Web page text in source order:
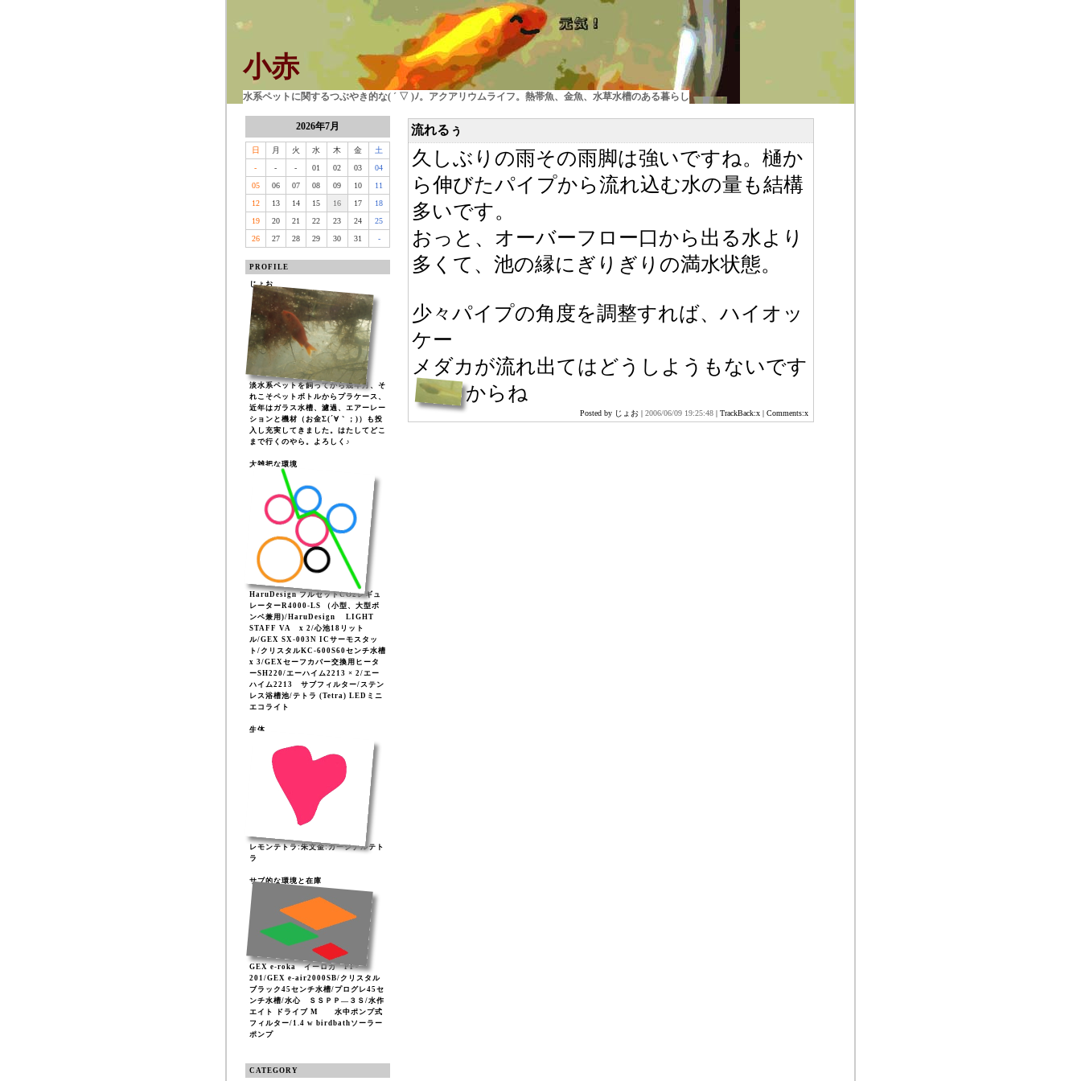
小赤
水系ペットに関するつぶやき的な( ´ ▽ )ﾉ。アクアリウムライフ。熱帯魚、金魚、水草水槽のある暮らし
2026年7月
日 月 火 水 木 金
土
-
- - 01 02 03
04
05
06 07 08 09 10
11
12
13 14 15 16 17
18
19
20 21 22 23 24
25
26
27 28 29 30 31 -
PROFILE
じょお
淡水系ペットを飼ってから幾年月、そ
れこそペットボトルからプラケース、
近年はガラス水槽、濾過、エアーレー
ションと機材（お金Σ(´∀｀；)）も投
入し充実してきました。はたしてどこ
まで行くのやら。よろしく♪
大雑把な環境
HaruDesign フルセットCO2レギュ
レーターR4000-LS （小型、大型ボ
ンベ兼用)/HaruDesign LIGHT
STAFF VA x 2/心池18リット
ル/GEX SX-003N ICサーモスタッ
ト/クリスタルKC-600S60センチ水槽
x 3/GEXセーフカバー交換用ヒータ
ーSH220/エーハイム2213 × 2/エー
ハイム2213 サブフィルター/ステン
レス浴槽池/テトラ (Tetra) LEDミニ
エコライト
生体
レモンテトラ:朱文金:カージナルテト
ラ
サブ的な環境と在庫
GEX e-roka イーロカ PF-
201/GEX e-air2000SB/クリスタル
ブラック45センチ水槽/プログレ45セ
ンチ水槽/水心 ＳＳＰＰ―３Ｓ/水作
エイト ドライブ M 水中ポンプ式
フィルター/1.4 w birdbathソーラー
ポンプ
CATEGORY
流れるぅ
久しぶりの雨その雨脚は強いですね。樋か
ら伸びたパイプから流れ込む水の量も結構
多いです。
おっと、オーバーフロー口から出る水より
多くて、池の縁にぎりぎりの満水状態。
少々パイプの角度を調整すれば、ハイオッ
ケー
メダカが流れ出てはどうしようもないです
からね
Posted by じょお | 2006/06/09 19:25:48 | TrackBack:x | Comments:x